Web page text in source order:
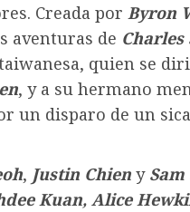
Creada por Byron
aventuras de Charles
quien se
, y a su hermano
un disparo de un
, Justin Chien y Sam
Kuan, Alice